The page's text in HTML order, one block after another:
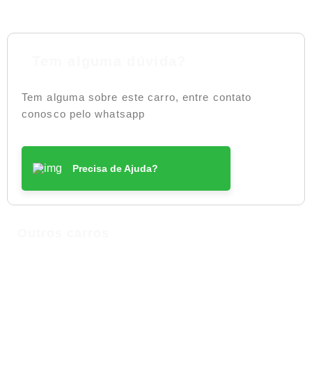
Tem alguma sobre este carro, entre contato
conosco pelo whatsapp
Precisa de Ajuda?